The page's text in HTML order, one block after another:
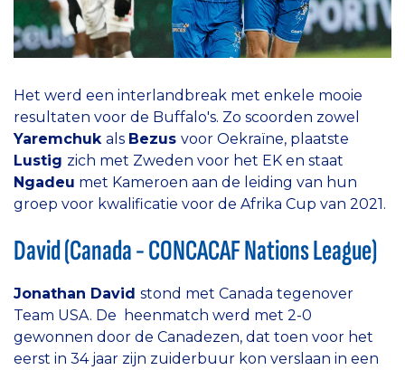
Het werd een interlandbreak met enkele mooie
resultaten voor de Buffalo's. Zo scoorden zowel
Yaremchuk als Bezus voor Oekraïne, plaatste
Lustig zich met Zweden voor het EK en staat
Ngadeu met Kameroen aan de leiding van hun
groep voor kwalificatie voor de Afrika Cup van 2021.
David (Canada - CONCACAF Nations League)
Jonathan David stond met Canada tegenover
Team USA. De heenmatch werd met 2-0
gewonnen door de Canadezen, dat toen voor het
eerst in 34 jaar zijn zuiderbuur kon verslaan in een